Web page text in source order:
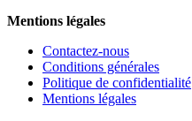
Mentions légales
Contactez-nous
Conditions générales
Politique de confidentialité
Mentions légales